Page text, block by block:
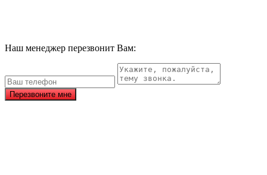
Наш менеджер перезвонит Вам:
Перезвоните мне